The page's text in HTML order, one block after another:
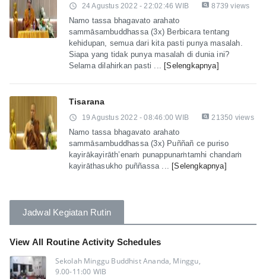
access_time 24 Agustus 2022 - 22:02:46 WIB pageview 8739 views
Namo tassa bhagavato arahato
sammāsambuddhassa (3x) Berbicara tentang
kehidupan, semua dari kita pasti punya masalah.
Siapa yang tidak punya masalah di dunia ini?
Selama dilahirkan pasti ...
[Selengkapnya]
Tisarana
access_time 19 Agustus 2022 - 08:46:00 WIB pageview 21350 views
Namo tassa bhagavato arahato
sammāsambuddhassa (3x) Puññañ ce puriso
kayirākayirāth’enaṁ punappunaṁtamhi chandaṁ
kayirāthasukho puññassa ...
[Selengkapnya]
Jadwal Kegiatan Rutin
View All Routine Activity Schedules
Sekolah Minggu Buddhist Ananda, Minggu,
9.00-11:00 WIB